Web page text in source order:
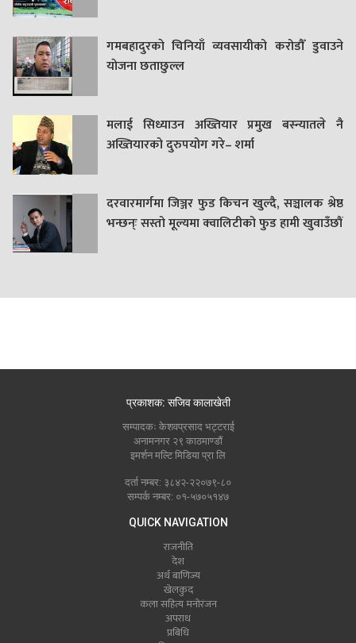
गमबहादुरकाे चिनियाँ व्यवसायीको करोडौँ डुवाउने
याेजना छताछुल्ल
मलाई सिध्याउन अख्तियार प्रमुख बस्न्यातले नै
अख्तियारको दुरुपयोग गरे– शर्मा
दरवारमार्गमा जिञ्जर फुड किचन खुल्दै, सञ्चालक श्रेष्ठ
भन्छन्ः सस्तो मूल्यमा क्वालिटीको फुड हामी खुवाउँछौं
प्रकाशक: सजिव कालाखेती
सम्पादकः केशवप्रसाद भट्टराई
अनामनगर २९ काठमाण्डौं
इमर्शन मल्टि मिडिया प्रा लि
दर्ता नम्बर: ३८४२-२२०७९-८०
सम्पर्क नम्बर: ०१-५७०५१४७
QUICK NAVIGATION
राजनीति
देश
अर्थ बाणिज्य
खेलकुद
कला सहित्य मनोरंजन
अपराध
प्रबिधि